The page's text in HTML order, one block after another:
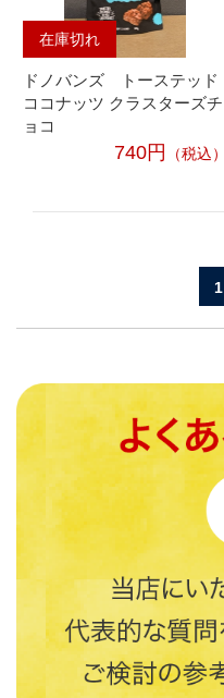
在庫切れ
ドノバンズ トーステッド
ココナッツ クラスターズチ
ョコ
740円 （税込）
1